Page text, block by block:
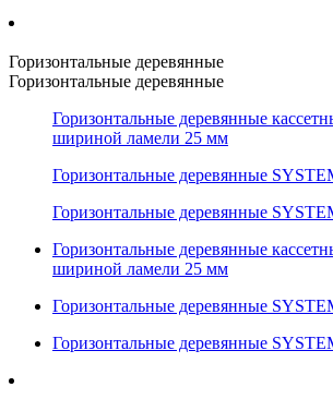
Горизонтальные деревянные
Горизонтальные деревянные
Горизонтальные деревянные
шириной ламели 25 мм
Горизонтальные деревянные
Горизонтальные деревянные
Горизонтальные деревянные
шириной ламели 25 мм
Горизонтальные деревянные
Горизонтальные деревянные